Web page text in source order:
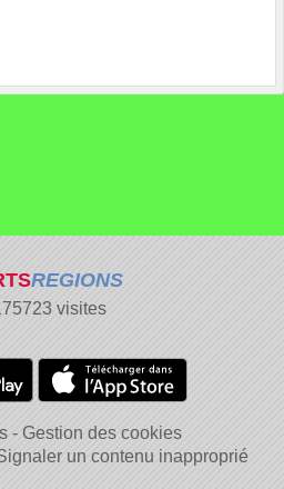
REGIONS
visites
Gestion des cookies
un contenu inapproprié